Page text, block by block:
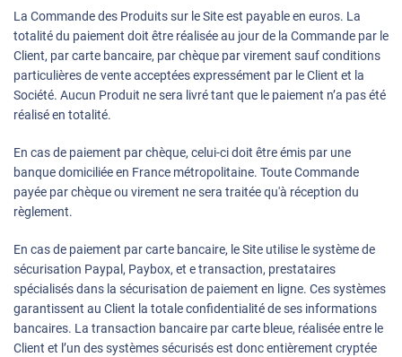
La Commande des Produits sur le Site est payable en euros. La
totalité du paiement doit être réalisée au jour de la Commande par le
Client, par carte bancaire, par chèque par virement sauf conditions
particulières de vente acceptées expressément par le Client et la
Société. Aucun Produit ne sera livré tant que le paiement n’a pas été
réalisé en totalité.
En cas de paiement par chèque, celui-ci doit être émis par une
banque domiciliée en France métropolitaine. Toute Commande
payée par chèque ou virement ne sera traitée qu'à réception du
règlement.
En cas de paiement par carte bancaire, le Site utilise le système de
sécurisation Paypal, Paybox, et e transaction, prestataires
spécialisés dans la sécurisation de paiement en ligne. Ces systèmes
garantissent au Client la totale confidentialité de ses informations
bancaires. La transaction bancaire par carte bleue, réalisée entre le
Client et l’un des systèmes sécurisés est donc entièrement cryptée